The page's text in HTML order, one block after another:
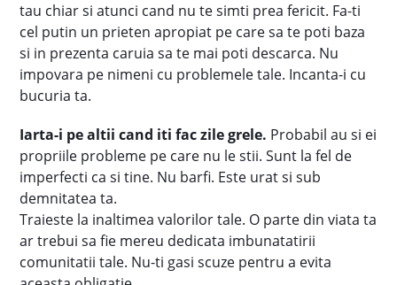
tau chiar si atunci cand nu te simti prea fericit. Fa-ti
cel putin un prieten apropiat pe care sa te poti baza
si in prezenta caruia sa te mai poti descarca. Nu
impovara pe nimeni cu problemele tale. Incanta-i cu
bucuria ta.
Iarta-i pe altii cand iti fac zile grele. Probabil au si ei
propriile probleme pe care nu le stii. Sunt la fel de
imperfecti ca si tine. Nu barfi. Este urat si sub
demnitatea ta.
Traieste la inaltimea valorilor tale. O parte din viata ta
ar trebui sa fie mereu dedicata imbunatatirii
comunitatii tale. Nu-ti gasi scuze pentru a evita